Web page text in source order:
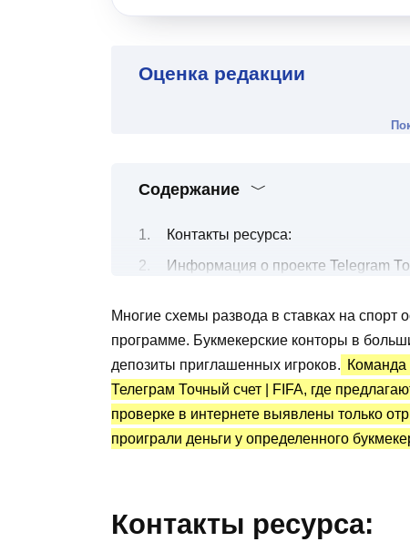
Оценка редакции
Содержание
Контакты ресурса:
Информация о проекте Telegram
Канал Telegram Точный счет | FIFA:
Преимущества и недостатки
Многие схемы развода в ставках на спорт
программе. Букмекерские конторы в
депозиты приглашенных игроков. Команда
Телеграм Точный счет | FIFA, где
проверке в интернете выявлены только
проиграли деньги у определенного
Контакты ресурса: